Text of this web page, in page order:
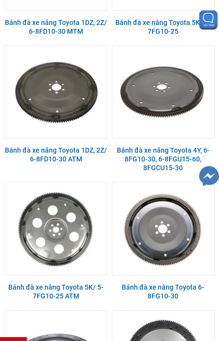
Bánh đà xe nâng Toyota 1DZ, 2Z/
6-8FD10-30 MTM
Bánh đà xe nâng Toyota 5K/ 5-
7FG10-25
Bánh đà xe nâng Toyota 1DZ, 2Z/
6-8FD10-30 ATM
Bánh đà xe nâng Toyota 4Y, 6-
8FG10-30, 6-8FGU15-60,
8FGCU15-30
Bánh đà xe nâng Toyota 5K/ 5-
7FG10-25 ATM
Bánh đà xe nâng Toyota 6-
8FG10-30